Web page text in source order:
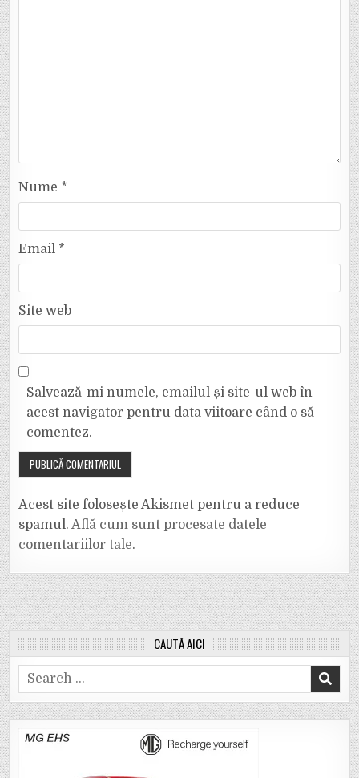
Nume *
Email *
Site web
Salvează-mi numele, emailul și site-ul web în
acest navigator pentru data viitoare când o să
comentez.
Acest site folosește Akismet pentru a reduce
spamul. Află cum sunt procesate datele
comentariilor tale.
CAUTĂ AICI
Search
for: